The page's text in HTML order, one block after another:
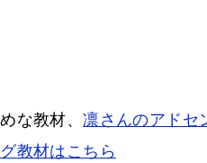
な教材、凛さんのアドセ
教材はこちら